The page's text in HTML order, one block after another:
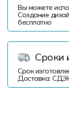
Вы можете
Создание
бесплатно
Сроки
Срок
Доставка: